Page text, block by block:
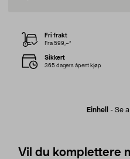
Einhell - Se
Fri frakt
Fra 599,–*
Sikkert
365 dagers åpent kjøp
Vil du komplettere